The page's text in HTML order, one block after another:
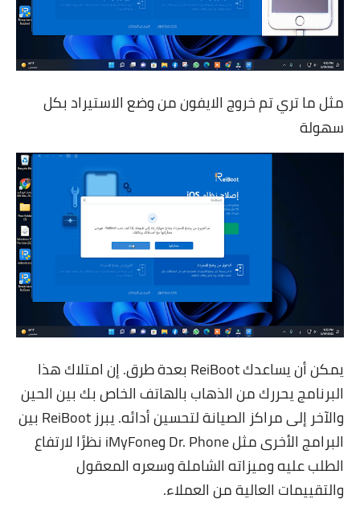
مثل ما تري تم خروج الايفون من وضع الاستيراد بكل
سهولة
يمكن أن يساعدكReiBoot بعدة طرق. إن امتلاك هذا
البرنامج يحررك من الذهاب بالهاتف الخاص بك بين الحين
والآخر إلى مراكز الصيانة لتحسين أدائه. يبرز ReiBoot بين
البرامج الأخرى مثل Dr. Phone وiMyFone نظرًا لارتفاع
الطلب عليه وميزاته الشاملة وسعره المعقول
والتقييمات العالية من العملاء.